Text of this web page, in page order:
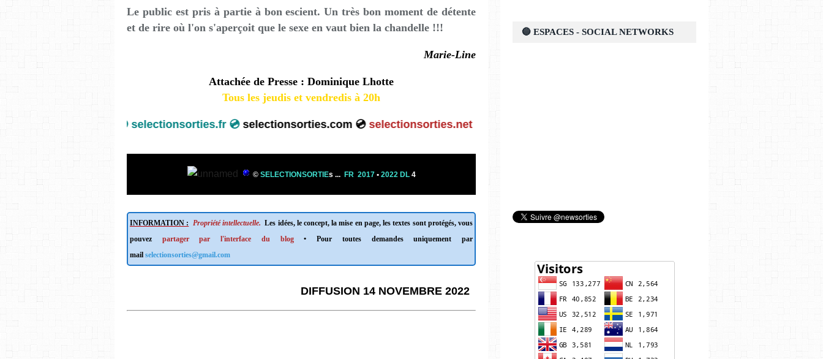
Le public est pris à partie à bon escient. Un très bon moment de détente
et de rire où l'on s'aperçoit que le sexe en vaut bien la chandelle !!!
Marie-Line
Attachée de Presse : Dominique Lhotte
Tous les jeudis et vendredis à 20h
selectionsorties.fr 💿selectionsorties.com 💿selectionsorties.net 💿
© SELECTIONSORTIEs ... FR 2017 •2022 DL 4
INFORMATION : Propriété intellectuelle. Les idées, le concept, la mise en page, les textes sont protégés, vous
pouvez partager par l'interface du blog• Pour toutes demandes uniquement par
mail selectionsorties@gmail.com
DIFFUSION 14 NOVEMBRE 2022
🔵 ESPACES - SOCIAL NETWORKS